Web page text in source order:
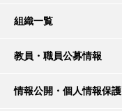
組織一覧
教員・職員公募情報
情報公開・個人情報保護